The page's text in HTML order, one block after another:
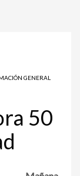
GENERAL
50